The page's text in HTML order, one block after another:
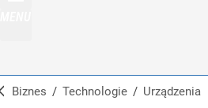
Biznes / Technologie / Urządzenia